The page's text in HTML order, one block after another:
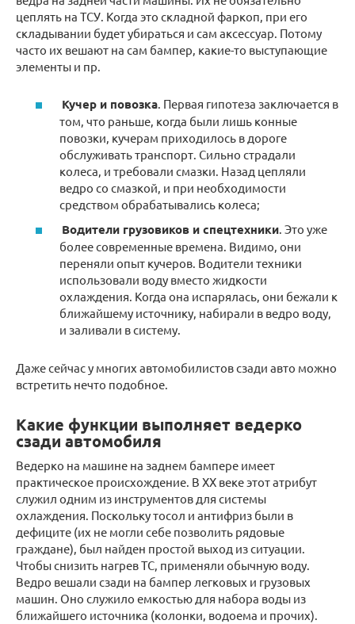
цеплять на ТСУ. Когда это складной фаркоп, при его
складывании будет убираться и сам аксессуар. Потому
часто их вешают на сам бампер, какие-то выступающие
элементы и пр.
Кучер и повозка . Первая гипотеза заключается в
том, что раньше, когда были лишь конные
повозки, кучерам приходилось в дороге
обслуживать транспорт. Сильно страдали
колеса, и требовали смазки. Назад цепляли
ведро со смазкой, и при необходимости
средством обрабатывались колеса;
Водители грузовиков и спецтехники. Это уже
более современные времена. Видимо, они
переняли опыт кучеров. Водители техники
использовали воду вместо жидкости
охлаждения. Когда она испарялась, они бежали к
ближайшему источнику, набирали в ведро воду,
и заливали в систему.
Даже сейчас у многих автомобилистов сзади авто можно
встретить нечто подобное.
Какие функции выполняет ведерко
сзади автомобиля
Ведерко на машине на заднем бампере имеет
практическое происхождение. В ХХ веке этот атрибут
служил одним из инструментов для системы
охлаждения. Поскольку тосол и антифриз были в
дефиците (их не могли себе позволить рядовые
граждане), был найден простой выход из ситуации.
Чтобы снизить нагрев ТС, применяли обычную воду.
Ведро вешали сзади на бампер легковых и грузовых
машин. Оно служило емкостью для набора воды из
ближайшего источника (колонки, водоема и прочих).